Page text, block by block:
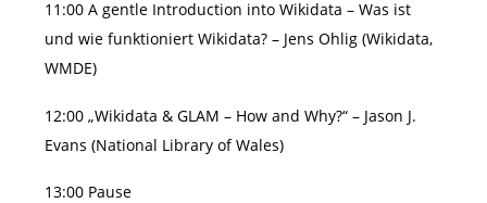
11:00 A gentle Introduction into Wikidata – Was ist
und wie funktioniert Wikidata? – Jens Ohlig (Wikidata,
WMDE)
12:00 „Wikidata & GLAM – How and Why?“ – Jason J.
Evans (National Library of Wales)
13:00 Pause